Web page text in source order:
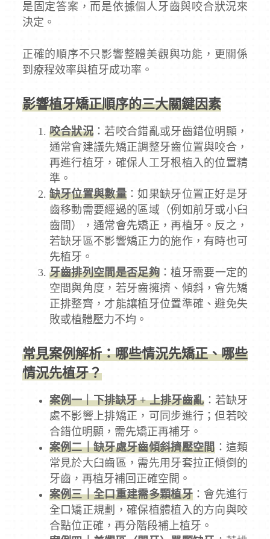
是固定答案，而是依據個人牙齒與咬合狀況來
決定。
正確的順序不只影響整體美觀與功能，更關係
到療程效率與植牙成功率。
影響植牙矯正順序的三大關鍵因素
咬合狀況 ：若咬合錯亂或牙齒錯位明顯，
通常會建議先矯正調整牙齒位置與咬合，
再進行植牙，確保人工牙根植入的位置精
準。
缺牙位置與數量 ：如果缺牙位置正好是牙
齒移動需要經過的區域（例如前牙或小臼
齒間），通常會先矯正，再植牙。反之，
若缺牙區不影響矯正力的施作，有時也可
先植牙。
牙齒排列空間是否足夠：植牙需要一定的
空間與角度，若牙齒擁擠、傾斜，會先矯
正排整齊，才能讓植牙位置準確、避免失
敗或植體壓力不均。
常見案例解析：哪些情況先矯正、哪些
情況先植牙？
案例一｜下排缺牙 + 上排牙齒亂：若缺牙
處不影響上排矯正，可同步進行；但若咬
合錯位明顯，需先矯正再補牙。
案例二｜缺牙處牙齒傾斜擠壓空間：這類
常見於大臼齒區，需先用牙套拉正傾倒的
牙齒，再植牙補回正確空間。
案例三｜全口重建需多顆植牙：會先進行
全口矯正規劃，確保植體植入的方向與咬
合點位正確，再分階段補上植牙。